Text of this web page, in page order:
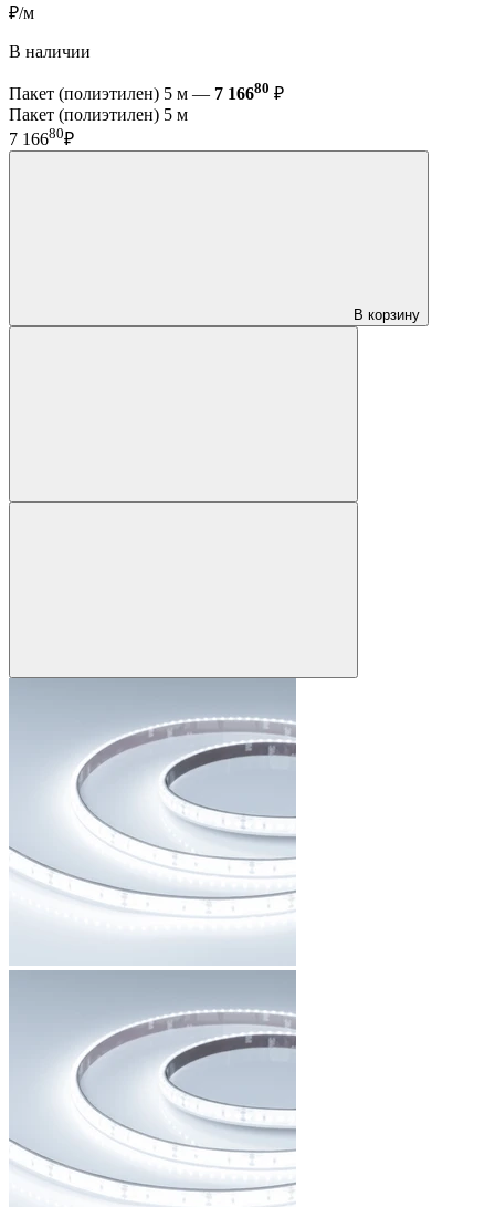
₽/м
В наличии
Пакет (полиэтилен) 5 м — 7 16680 ₽
Пакет (полиэтилен) 5 м
7 16680₽
В корзину